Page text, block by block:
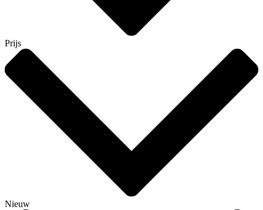
Prijs
Nieuw